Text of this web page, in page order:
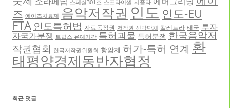
스페셜301조 스프라이셀 시플라
즈 에이즈치료제 음악저작권 인도 인도-EU
FTA 인도특허법 자료독점권 저작권 신탁단체 칼레트라 태국 투자
자국가분쟁 트립스 유예기간 특허괴물 특허분쟁 한국음악저
작권협회 한국저작권위원회 항암제 허가-특허 연계 환
태평양경제동반자협정
최근 댓글